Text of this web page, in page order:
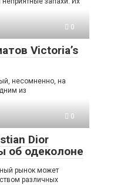
0
Victoria’s
несомненно, на
из
0
Dior
об одеколоне
рынок может
различных